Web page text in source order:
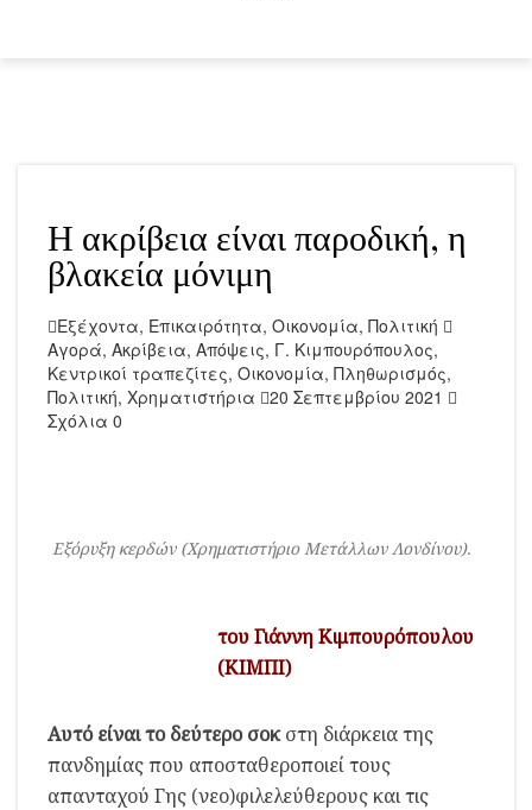
Η ακρίβεια είναι παροδική, η
βλακεία μόνιμη
Εξέχοντα, Επικαιρότητα, Οικονομία, Πολιτική
Αγορά, Ακρίβεια, Απόψεις, Γ. Κιμπουρόπουλος,
Κεντρικοί τραπεζίτες, Οικονομία, Πληθωρισμός,
Πολιτική, Χρηματιστήρια
20 Σεπτεμβρίου 2021
Σχόλια 0
Εξόρυξη κερδών (Χρηματιστήριο Μετάλλων Λονδίνου).
του Γιάννη Κιμπουρόπουλου
(ΚΙΜΠΙ)
Αυτό είναι το δεύτερο σοκστη διάρκεια της
πανδημίας που αποσταθεροποιεί τους
απανταχού Γης (νεο)φιλελεύθερους και τις